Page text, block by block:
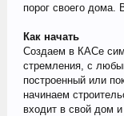
порог своего дома.
Как начать
Создаем в КАСе
стремления, с
построенный или
начинаем
входит в свой дом